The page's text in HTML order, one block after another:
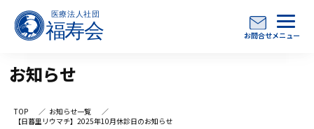
お問合せメニュー
お知らせ
TOP
お知らせ一覧
【日暮里リウマチ】2025年10月休診日のお知らせ